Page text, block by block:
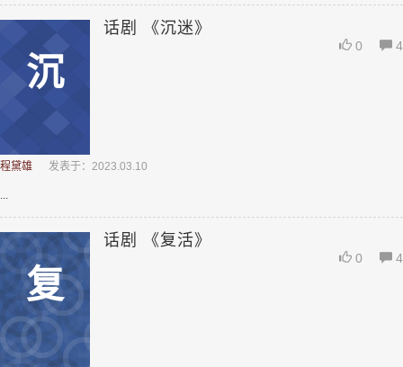
沉
话剧 《沉迷》
0 4
程黛雄 发表于：2023.03.10
...
复
话剧 《复活》
0 4